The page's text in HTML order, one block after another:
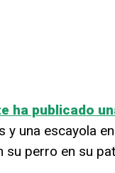
ha publicado
y una escayola
su perro en su